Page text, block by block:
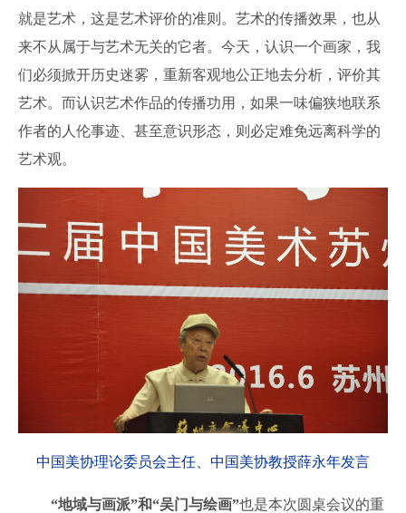
就是艺术，这是艺术评价的准则。艺术的传播效果，也从
来不从属于与艺术无关的它者。今天，认识一个画家，我
们必须掀开历史迷雾，重新客观地公正地去分析，评价其
艺术。而认识艺术作品的传播功用，如果一味偏狭地联系
作者的人伦事迹、甚至意识形态，则必定难免远离科学的
艺术观。
中国美协理论委员会主任、中国美协教授薛永年发言
“地域与画派”和“吴门与绘画”也是本次圆桌会议的重